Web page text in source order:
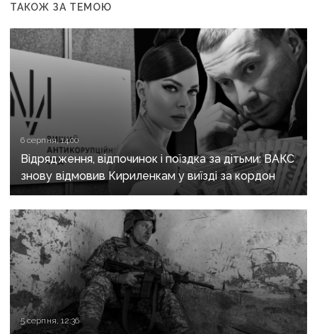
ТАКОЖ ЗА ТЕМОЮ
6 серпня, 14:00
Відрядження, відпочинок і поїздка за дітьми: ВАКС
знову відмовив Кириленкам у виїзді за кордон
5 серпня, 12:36